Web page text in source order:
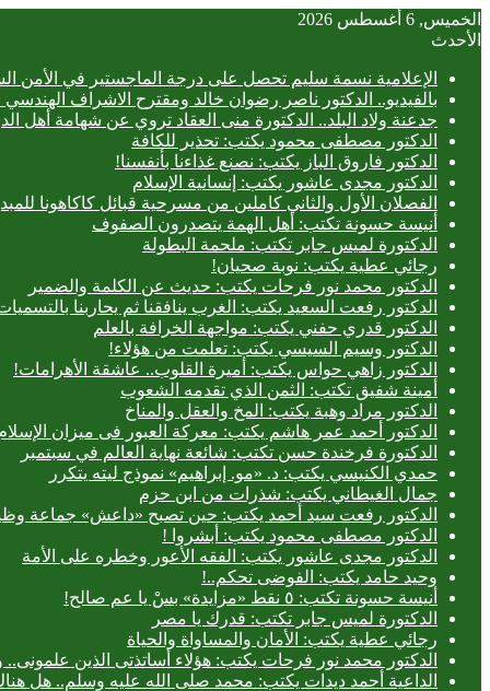
الخميس, 6 أغسطس 2026
الأحدث
الإعلامية نسمة سليم تحصل على درجة الماجستير في الأمن
بالفيديو.. ‎الدكتور ناصر رضوان خالد ومقترح الاشراف الهندسي الفعلي على المباني
جدعنة ولاد البلد.. الدكتورة منى العقاد تروي عن شهامة أهل
الدكتور مصطفى محمود يكتب: تحذير للكافة
الدكتور فاروق الباز يكتب: نصنع غذاءنا بأنفسنا!
الدكتور مجدى عاشور يكتب: إنسانية الإسلام
الفصلان الأول والثاني كاملين من مسرحية قبائل كاكاهونا
أنيسة حسونة تكتب: أهل الهمة يتصدرون الصفوف
الدكتورة لميس جابر تكتب: ملحمة البطولة
رجائي عطية يكتب: نوبة صحيان!
الدكتور محمد نور فرحات يكتب: حديث عن الكلمة والضمير
الدكتور رفعت السعيد يكتب: الغرب ينافقنا ثم يحاربنا
الدكتور قدري حفني يكتب: مواجهة الخرافة بالعلم
الدكتور وسيم السيسي يكتب: تعلمت من هؤلاء!
الدكتور زاهي حواس يكتب: أميرة القلوب.. عاشقة الأهرامات!
أمينة شفيق تكتب: الثمن الذي تقدمه الشعوب
الدكتور مراد وهبة يكتب: المخ والعقل والمناخ
الدكتور أحمد عمر هاشم يكتب: معركة العبور فى ميزان
الدكتورة فرخندة حسن تكتب: شائعة نهاية العالم في سبتمبر
حمدي الكنيسي يكتب: د. «مو. إبراهيم» نموذج ليته يتكرر
جمال الغيطاني يكتب: شذرات من ابن حزم
الدكتور رفعت سيد أحمد يكتب: حين تصبح «داعش» جماعة
الدكتور مصطفى محمود يكتب: أبشروا !
الدكتور مجدى عاشور يكتب: الفقه الأعور وخطره على الأمة
وحيد حامد يكتب: الفوضى تحكم..!
أنيسة حسونة تكتب: ٥ نقط «مزايدة» بسْ يا عم صالح!
الدكتورة لميس جابر تكتب: قدرك يا مصر
رجائي عطية يكتب: الأمان والمساواة والحياة
الدكتور محمد نور فرحات يكتب: هؤلاء أساتذتى الذين علمونى..
الداعية أحمد ديدات يكتب: محمد صلى الله عليه وسلم.. هل